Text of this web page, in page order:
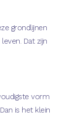
grondlijnen
Dat zijn
vorm
is het klein